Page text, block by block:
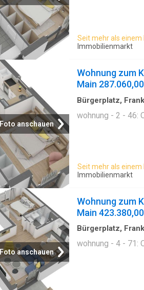
Seit mehr als einem
Immobilienmarkt
Foto anschauen
Wohnung zum
Main
Bürgerplatz,
wohnung - 2 - 46:
Seit mehr als einem
Immobilienmarkt
Foto anschauen
Wohnung zum
Main
Bürgerplatz,
wohnung - 4 - 71: